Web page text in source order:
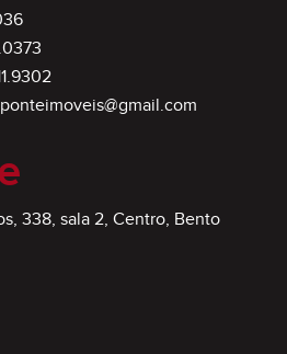
338, sala 2, Centro, Bento